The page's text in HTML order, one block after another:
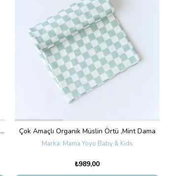
Çok Amaçlı Organik Müslin Örtü - %100 Pamuk- Rainbow - Rosy 120X120 CM Çok Amaçlı Organik Müslin Örtü ,Mint Dama
Mama Yoyo Baby & Kids
₺989,00